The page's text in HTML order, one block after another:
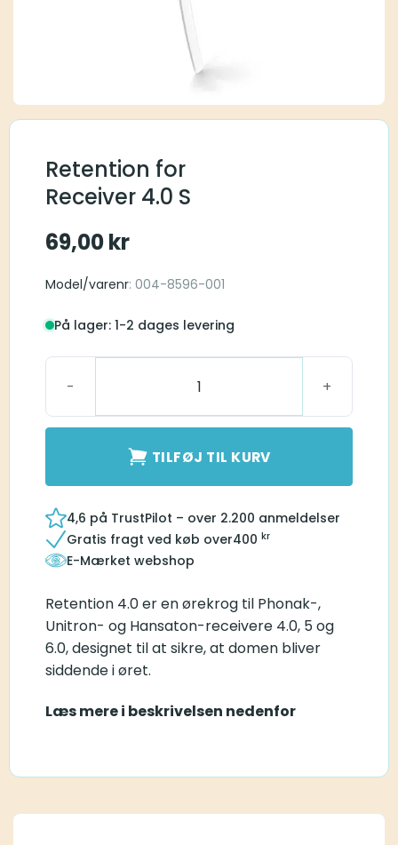
Retention for
Receiver 4.0 S
69,00kr
Model/varenr: 004-8596-001
På lager: 1-2 dages levering
TILFØJ TIL KURV
4,6 på TrustPilot – over 2.200 anmeldelser
Gratis fragt ved køb over400 kr
E-Mærket webshop
Retention 4.0 er en ørekrog til Phonak-,
Unitron- og Hansaton-receivere 4.0, 5 og
6.0, designet til at sikre, at domen bliver
siddende i øret.
Læs mere i beskrivelsen nedenfor